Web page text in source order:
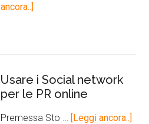
ancora..]
Usare i Social network
per le PR online
Premessa Sto … [Leggi ancora..]